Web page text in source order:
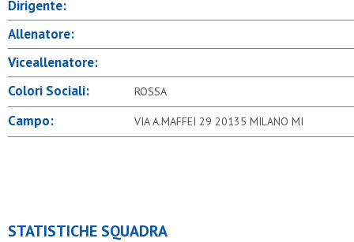
Dirigente:
Allenatore:
Viceallenatore:
Colori Sociali:
ROSSA
Campo: VIA A.MAFFEI 29 20135 MILANO MI
STATISTICHE SQUADRA